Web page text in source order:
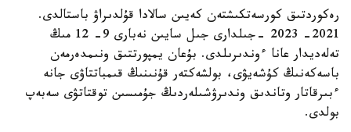
رەكوردتىق كورسەتكىشتەن كەيىن سالادا قۇلدىراۋ باستالدى.
2021- 2023 -جىلدارى جىل سايىن نەبارى 9- 12 مىڭ
تەلەديدار عانا ءوندىرىلدى. بۇعان يمپورتتىق ونىمدەرمەن
باسەكەنىڭ كۇشەيۋى، بولشەكتەر قۇنىنىڭ قىمباتتاۋى جانە
ءبىرقاتار وتاندىق وندىرۋشىلەردىڭ جۇمىسىن توقتاتۋى سەبەپ
بولدى.